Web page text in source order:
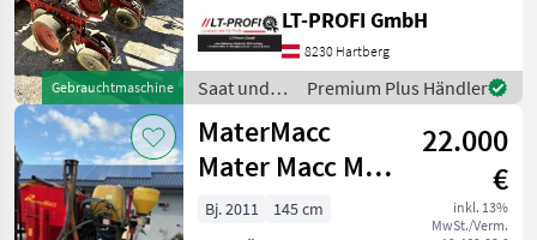
Saat
Und
Pflege
Einzelkornsaemaschinen
Matermacc
KATEGORIE
WÄHLEN
MaterMacc
Gebrauchtmaschine
Einzelkornsämaschine
==Privatverkauf== -sofort
Verfügbar! -sofort
einsatzbereit -ink
LT-PROFI GmbH
8230 Hartberg
Saat und
Pflege /
MaterMacc
Premium Plus Händler
MaterMacc
Mater Macc MS
8230
22.000
€
inkl. 13%
MwSt./Verm.
Bj. 2011
145 cm